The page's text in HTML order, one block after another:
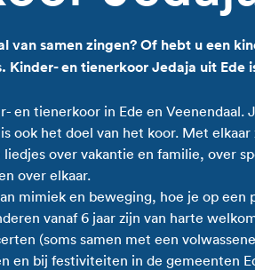
van samen zingen? Of hebt u een
Kinder- en tienerkoor Jedaja uit Ede
en tienerkoor in Ede en Veenendaal.
ook het doel van het koor. Met elkaar
over vakantie en familie, over
over elkaar.
mimiek en beweging, hoe je op een
vanaf 6 jaar zijn van harte
(soms samen met een
en bij festiviteiten in de gemeenten